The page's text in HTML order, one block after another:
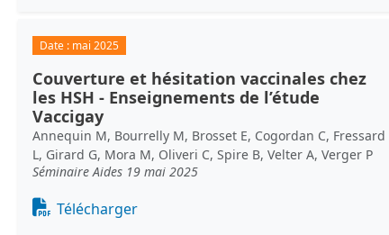
Date : mai 2025
Couverture et hésitation vaccinales chez
les HSH - Enseignements de l’étude
Vaccigay
Annequin M, Bourrelly M, Brosset E, Cogordan C, Fressard
L, Girard G, Mora M, Oliveri C, Spire B, Velter A, Verger P
Séminaire Aides 19 mai 2025
Document
Télécharger